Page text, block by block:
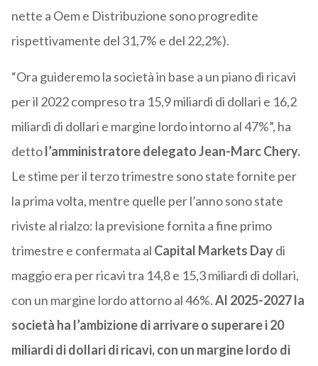
nette a Oem e Distribuzione sono progredite
rispettivamente del 31,7% e del 22,2%).
“Ora guideremo la società in base a un piano di ricavi
per il 2022 compreso tra 15,9 miliardi di dollari e 16,2
miliardi di dollari e margine lordo intorno al 47%”, ha
dettol’amministratore delegato Jean-Marc Chery.
Le stime per il terzo trimestre sono state fornite per
la prima volta, mentre quelle per l’anno sono state
riviste al rialzo: la previsione fornita a fine primo
trimestre e confermata al Capital Markets Daydi
maggio era per ricavi tra 14,8 e 15,3 miliardi di dollari,
con un margine lordo attorno al 46%.Al 2025-2027 la
società ha l’ambizione di arrivare o superare i 20
miliardi di dollari di ricavi, con un margine lordo di